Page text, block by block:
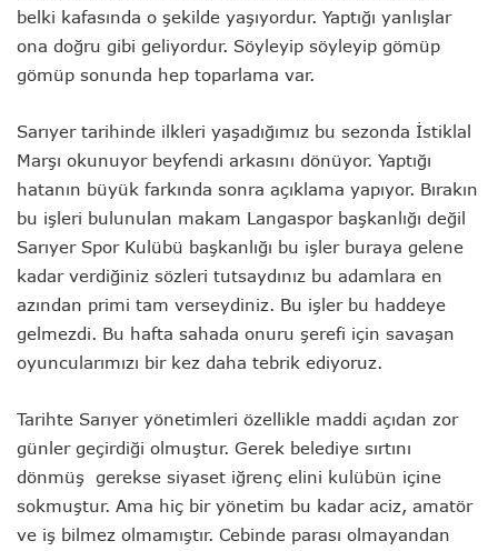
belki kafasında o şekilde yaşıyordur. Yaptığı yanlışlar
ona doğru gibi geliyordur. Söyleyip söyleyip gömüp
gömüp sonunda hep toparlama var.
Sarıyer tarihinde ilkleri yaşadığımız bu sezonda İstiklal
Marşı okunuyor beyfendi arkasını dönüyor. Yaptığı
hatanın büyük farkında sonra açıklama yapıyor. Bırakın
bu işleri bulunulan makam Langaspor başkanlığı değil
Sarıyer Spor Kulübü başkanlığı bu işler buraya gelene
kadar verdiğiniz sözleri tutsaydınız bu adamlara en
azından primi tam verseydiniz. Bu işler bu haddeye
gelmezdi. Bu hafta sahada onuru şerefi için savaşan
oyuncularımızı bir kez daha tebrik ediyoruz.
Tarihte Sarıyer yönetimleri özellikle maddi açıdan zor
günler geçirdiği olmuştur. Gerek belediye sırtını
dönmüş gerekse siyaset iğrenç elini kulübün içine
sokmuştur. Ama hiç bir yönetim bu kadar aciz, amatör
ve iş bilmez olmamıştır. Cebinde parası olmayandan